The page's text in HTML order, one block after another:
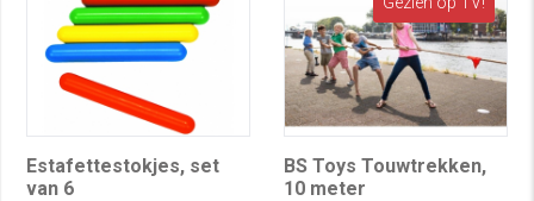
Estafettestokjes, set
van 6
BS Toys Touwtrekken,
10 meter